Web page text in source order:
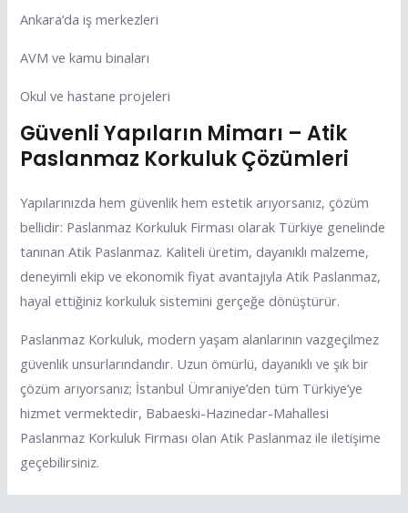
Ankara’da iş merkezleri
AVM ve kamu binaları
Okul ve hastane projeleri
Güvenli Yapıların Mimarı – Atik
Paslanmaz Korkuluk Çözümleri
Yapılarınızda hem güvenlik hem estetik arıyorsanız, çözüm
bellidir: Paslanmaz Korkuluk Firması olarak Türkiye genelinde
tanınan Atik Paslanmaz. Kaliteli üretim, dayanıklı malzeme,
deneyimli ekip ve ekonomik fiyat avantajıyla Atik Paslanmaz,
hayal ettiğiniz korkuluk sistemini gerçeğe dönüştürür.
Paslanmaz Korkuluk, modern yaşam alanlarının vazgeçilmez
güvenlik unsurlarındandır. Uzun ömürlü, dayanıklı ve şık bir
çözüm arıyorsanız; İstanbul Ümraniye’den tüm Türkiye’ye
hizmet vermektedir, Babaeski-Hazinedar-Mahallesi
Paslanmaz Korkuluk Firması olan Atik Paslanmaz ile iletişime
geçebilirsiniz.